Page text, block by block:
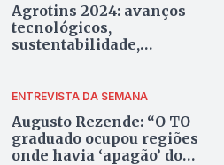
Agrotins 2024: avanços
tecnológicos,
sustentabilidade,
ENTREVISTA DA SEMANA
Augusto Rezende: “O TO
graduado ocupou regiões
onde havia ‘apagão’ do